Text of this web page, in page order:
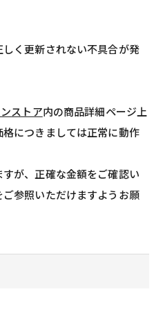
く更新されない不具合が発
ストア内の商品詳細ページ上
につきましては正常に動作
が、正確な金額をご確認い
参照いただけますようお願